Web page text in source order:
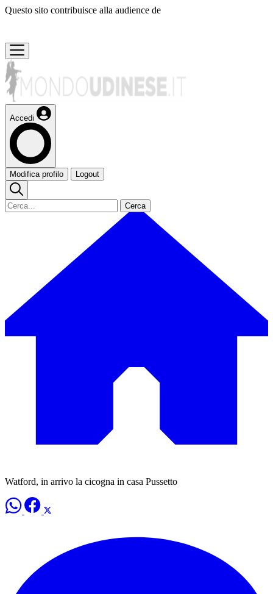
Questo sito contribuisce alla audience de
Accedi
Modifica profilo Logout
Cerca
Watford, in arrivo la cicogna in casa Pussetto